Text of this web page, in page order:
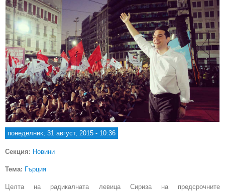
понеделник, 31 август, 2015 - 10:36
Секция: Новини
Тема: Гърция
Целта на радикалната левица Сириза на предсрочните